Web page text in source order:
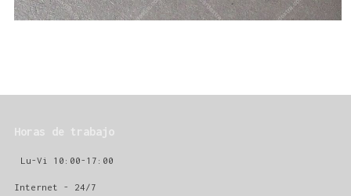
Horas de trabajo
Lu-Vi 10:00-17:00
Internet - 24/7